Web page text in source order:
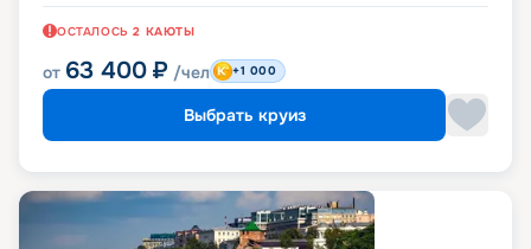
ОСТАЛОСЬ 2 КАЮТЫ
от 63 400 ₽ /чел +1 000
Выбрать круиз